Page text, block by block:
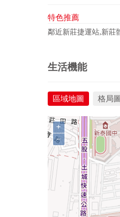
特色推薦
鄰近新莊捷運站,新莊
生活機能
區域地圖 格局圖
+
−